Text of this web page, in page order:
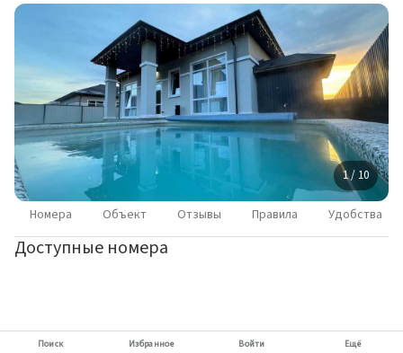
1 / 10
Номера Объект Отзывы Правила Удобства
Доступные номера
Поиск Избранное Войти Ещё